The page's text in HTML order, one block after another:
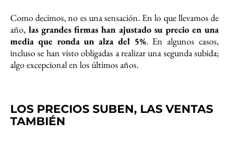
Como decimos, no es una sensación. En lo que llevamos de
año,las grandes firmas han ajustado su precio en una
media que ronda un alza del 5%. En algunos casos,
incluso se han visto obligadas a realizar una segunda subida;
algo excepcional en los últimos años.
LOS PRECIOS SUBEN, LAS VENTAS
TAMBIÉN